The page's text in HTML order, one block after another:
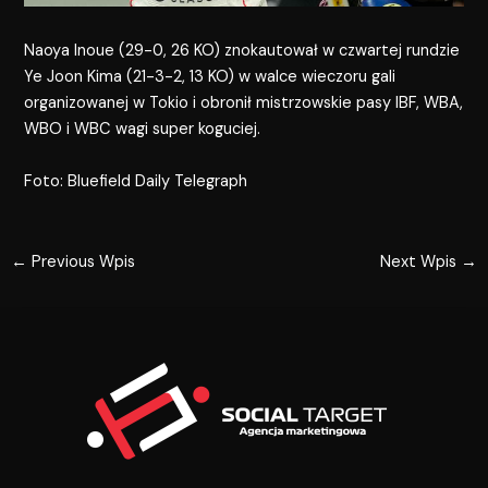
Naoya Inoue (29-0, 26 KO) znokautował w czwartej rundzie
Ye Joon Kima (21-3-2, 13 KO) w walce wieczoru gali
organizowanej w Tokio i obronił mistrzowskie pasy IBF, WBA,
WBO i WBC wagi super koguciej.
Foto: Bluefield Daily Telegraph
← Previous Wpis Next Wpis →